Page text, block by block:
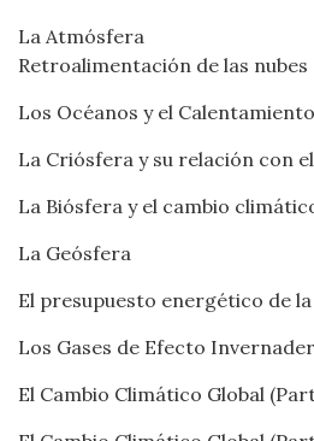
La Atmósfera
Retroalimentación de las nubes
Los Océanos y el
La Criósfera y su relación con
La Biósfera y el cambio
La Geósfera
El presupuesto energético de
Los Gases de Efecto
El Cambio Climático Global